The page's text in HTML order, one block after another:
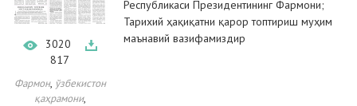
3020
817
Фармон, ўзбекистон
қаҳрамони,
Республикаси Президентининг Фармони;
Тарихий ҳақиқатни қарор топтириш муҳим
маънавий вазифамиздир